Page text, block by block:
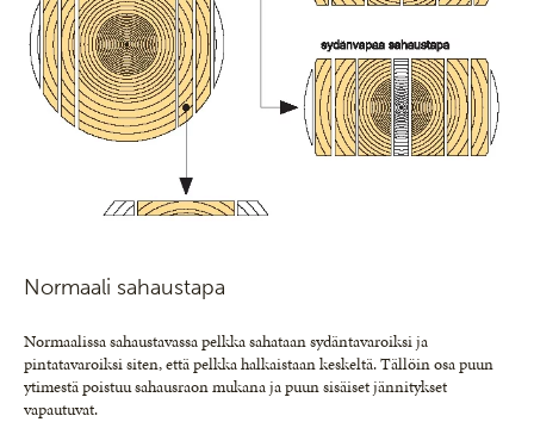
Normaali sahaustapa
Normaalissa sahaustavassa pelkka sahataan sydäntavaroiksi ja
pintatavaroiksi siten, että pelkka halkaistaan keskeltä. Tällöin osa puun
ytimestä poistuu sahausraon mukana ja puun sisäiset jännitykset
vapautuvat.